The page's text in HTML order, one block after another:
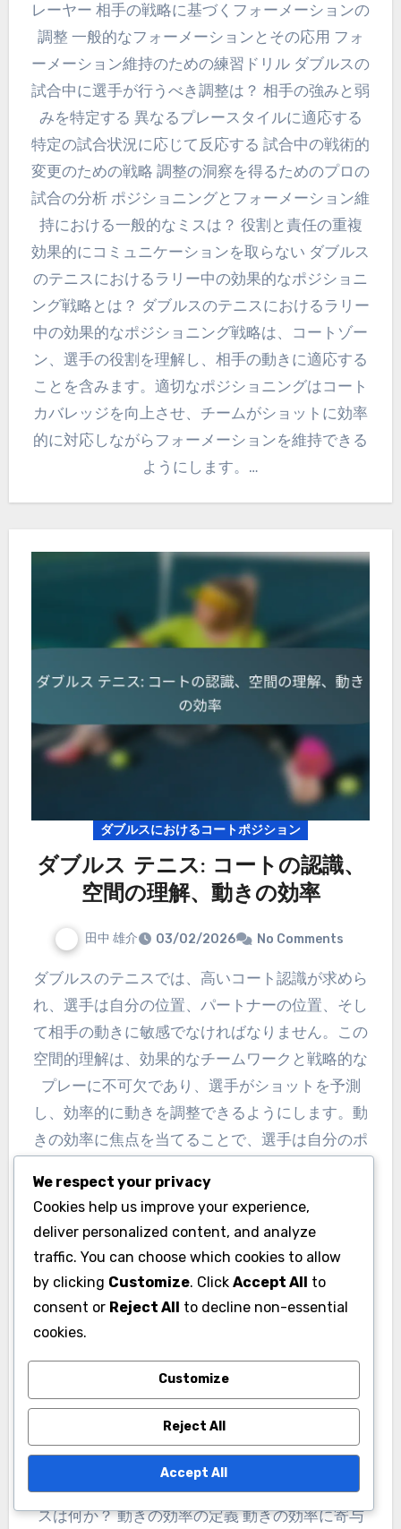
レーヤー 相手の戦略に基づくフォーメーションの
調整 一般的なフォーメーションとその応用 フォ
ーメーション維持のための練習ドリル ダブルスの
試合中に選手が行うべき調整は？ 相手の強みと弱
みを特定する 異なるプレースタイルに適応する
特定の試合状況に応じて反応する 試合中の戦術的
変更のための戦略 調整の洞察を得るためのプロの
試合の分析 ポジショニングとフォーメーション維
持における一般的なミスは？ 役割と責任の重複
効果的にコミュニケーションを取らない ダブルス
のテニスにおけるラリー中の効果的なポジショニ
ング戦略とは？ ダブルスのテニスにおけるラリー
中の効果的なポジショニング戦略は、コートゾー
ン、選手の役割を理解し、相手の動きに適応する
ことを含みます。適切なポジショニングはコート
カバレッジを向上させ、チームがショットに効率
的に対応しながらフォーメーションを維持できる
ようにします。…
ダブルスにおけるコートポジション
ダブルス テニス: コートの認識、
空間の理解、動きの効率
田中 雄介 03/02/2026 No Comments
ダブルスのテニスでは、高いコート認識が求めら
れ、選手は自分の位置、パートナーの位置、そし
て相手の動きに敏感でなければなりません。この
空間的理解は、効果的なチームワークと戦略的な
プレーに不可欠であり、選手がショットを予測
し、効率的に動きを調整できるようにします。動
きの効率に焦点を当てることで、選手は自分のポ
フォーマンスを向上させることができます。 Key
sections in the article: Toggle ダブルスのテニス
要性 コート認識の主要な要素 コート認識がゲー
ムプレーに与える影響 コート認識における一般的
なミス コート認識を改善するためのドリル 空間
ように影響するか？ 空間的理解の定義 空間的理
解とポジショニングの関係 空間的理解を高めるた
めのテクニック プロの試合における空間的理解の
例 空間的理解を発展させる上での課題 ダブルス
のテニスにおける動きの効率のベストプラクティ
スは何か？ 動きの効率の定義 動きの効率に寄与
We respect your privacy
Cookies help us improve your experience,
deliver personalized content, and analyze
traffic. You can choose which cookies to allow
by clicking Customize. Click Accept All to
consent or Reject All to decline non-essential
cookies.
Customize
Reject All
Accept All